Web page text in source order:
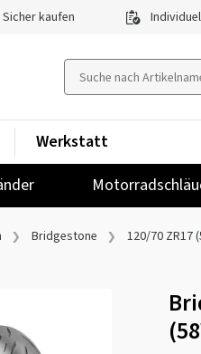
Sicher kaufen
Werkstatt
Bridgestone 120/70 ZR17